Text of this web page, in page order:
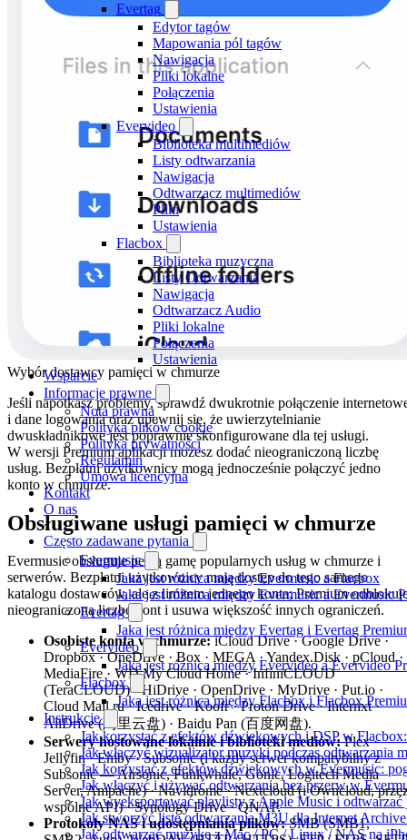
Evertag
Edytor tagów
Mapowania pól tagów
Nawigacja
Pliki lokalne
Połączenia
Ustawienia
Evervideo
Biblioteka multimediów
Listy odtwarzania
Nawigacja
Odtwarzacz multimediów
Pliki
Ustawienia
Flacbox
Biblioteka muzyczna
Listy Odtwarzania
Nawigacja
Odtwarzacz Audio
Pliki lokalne
Połączenia
Ustawienia
Wsparcie
Informacje prawne
Nota prawna
Polityka plików cookie
Polityka prywatności
Regulamin
Umowa licencyjna
Kontakt
O nas
Często zadawane pytania
Evermusic
Jaka jest różnica między Evermusic a Flacbox
Jaka jest różnica między Evermusic a Evermusic
Evertag
Jaka jest różnica między Evertag i Evertag
Evervideo
Jaka jest różnica między Evervideo a Evervideo
Flacbox
Jaka jest różnica między Flacbox i Flacbox
Instrukcje
Jak korzystać z efektów dźwiękowych i DSP w
Jak włączyć wizualizator muzyki podczas odtwarzania
Jak korzystać z efektów dźwiękowych w Evermusic:
Jak włączyć i używać odtwarzania bez przerw w
Jak wyeksportować playlisty z Apple Music i
Jak stworzyć listę odtwarzania M3U dla Internet
Jak odtwarzać muzykę z Mac / PC / Linux / NAS na
Wybór dostawcy pamięci w chmurze
Jeśli napotkasz problemy, sprawdź dwukrotnie połączenie
i dane logowania oraz upewnij się, że uwierzytelnianie
dwuskładnikowe jest poprawnie skonfigurowane dla tej usługi.
W wersji Premium aplikacji możesz dodać nieograniczoną liczbę
usług. Bezpłatni użytkownicy mogą jednocześnie połączyć jedno
konto w chmurze.
Obsługiwane usługi pamięci w chmurze
Evermusic obsługuje pełną gamę popularnych usług w chmurze i
serwerów. Bezpłatni użytkownicy mają dostęp do tego samego
katalogu dostawców, ale z limitem jednego konta; Premium
nieograniczoną liczbę kont i usuwa większość innych ograniczeń.
Osobiste konta w chmurze:iCloud Drive · Google Drive ·
Dropbox · OneDrive · Box · MEGA · Yandex.Disk · pCloud ·
MediaFire · WD My Cloud Home · InfiniCLOUD
(TeraCLOUD) · HiDrive · OpenDrive · MyDrive · Put.io ·
Cloud Mail.ru · Icedrive · Koofr · Proton Drive · Internxt ·
AliDrive (阿里云盘) · Baidu Pan (百度网盘).
Serwery hostowane lokalnie i biblioteki mediów:Plex ·
Jellyfin · Emby · Subsonic (i każdy serwer kompatybilny z
Subsonic — Airsonic, Funkwhale, Gonic, Logitech Media
Server, Ampache) · Navidrome · Nextcloud (i Owncloud,
wspólne API) · Synology Drive · QNAP.
Protokoły NAS i udostępniania plików:SMB (SMB1,